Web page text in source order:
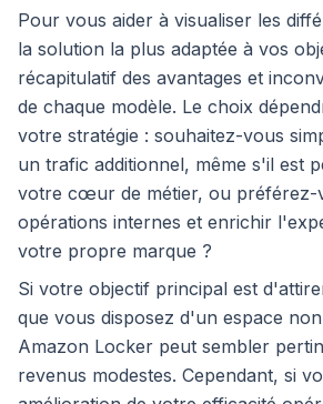
Pour vous aider à visualiser les
la solution la plus adaptée à vos
récapitulatif des avantages et
de chaque modèle. Le choix
votre stratégie : souhaitez-vous
un trafic additionnel, même s'il est
votre cœur de métier, ou préférez-
opérations internes et enrichir
votre propre marque ?
Si votre objectif principal est
que vous disposez d'un espace
Amazon Locker peut sembler
revenus modestes. Cependant, si